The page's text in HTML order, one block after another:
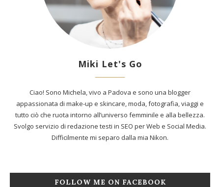
Miki Let's Go
Ciao! Sono Michela, vivo a Padova e sono una blogger
appassionata di make-up e skincare, moda, fotografia, viaggi e
tutto ciò che ruota intorno all’universo femminile e alla bellezza.
Svolgo servizio di redazione testi in SEO per Web e Social Media.
Difficilmente mi separo dalla mia Nikon.
FOLLOW ME ON FACEBOOK